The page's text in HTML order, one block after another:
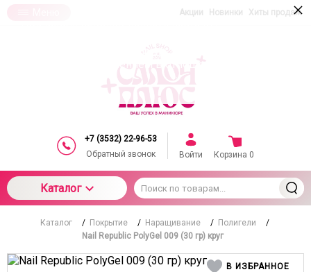
Акции Новинки Хиты продаж
+7 (3532) 22-96-53
Обратный звонок
Войти Корзина 0
Каталог
Каталог / Покрытие / Наращивание / Полигели
/
Nail Republic PolyGel 009 (30 гр) круг
В ИЗБРАННОЕ
компанией cookie-файлов в соответствии с
настоящим соглашением в отношении данного
×